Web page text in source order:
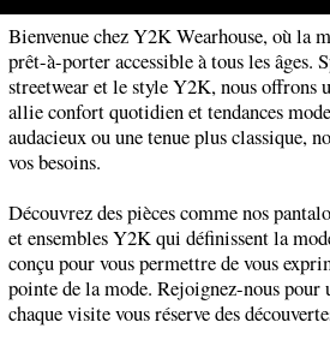
Bienvenue chez Y2K Wearhouse, où la
prêt-à-porter accessible à tous les âges.
streetwear et le style Y2K, nous offrons
allie confort quotidien et tendances
audacieux ou une tenue plus classique,
vos besoins.
Découvrez des pièces comme nos
et ensembles Y2K qui définissent la
conçu pour vous permettre de vous
pointe de la mode. Rejoignez-nous pour
chaque visite vous réserve des